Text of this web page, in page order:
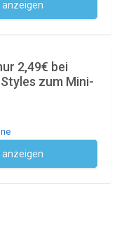
anzeigen
2,49€ bei
zum Mini-
anzeigen